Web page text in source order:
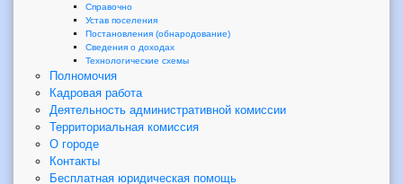
Справочно
Устав поселения
Постановления (обнародование)
Сведения о доходах
Технологические схемы
Полномочия
Кадровая работа
Деятельность административной комиссии
Территориальная комиссия
О городе
Контакты
Бесплатная юридическая помощь